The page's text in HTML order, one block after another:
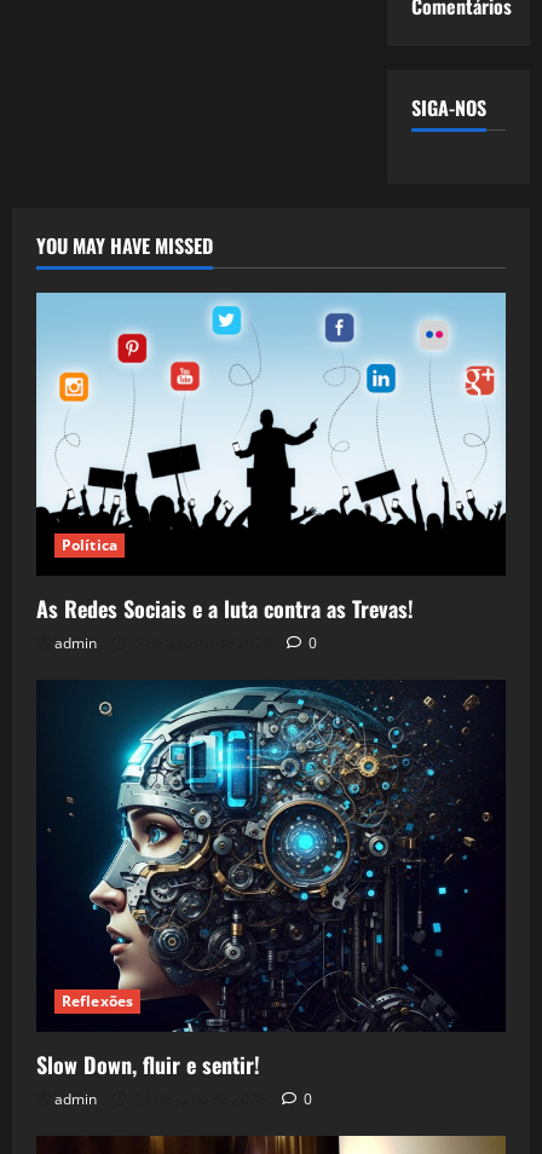
Comentários
SIGA-NOS
YOU MAY HAVE MISSED
Política
As Redes Sociais e a luta contra as Trevas!
admin 0
Reflexões
Slow Down, fluir e sentir!
admin 0